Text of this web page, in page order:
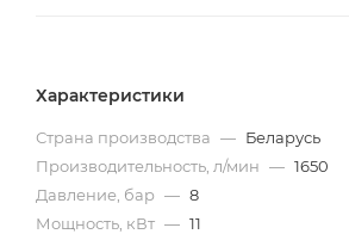
Характеристики
Страна производства — Беларусь
Производительность, л/мин — 1650
Давление, бар — 8
Мощность, кВт — 11